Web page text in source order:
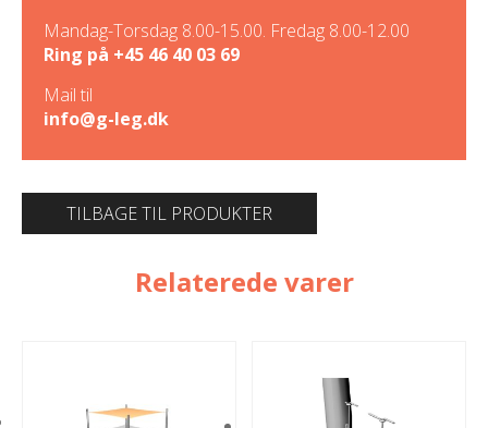
Mandag-Torsdag 8.00-15.00. Fredag 8.00-12.00
Ring på +45 46 40 03 69
Mail til
info@g-leg.dk
TILBAGE TIL PRODUKTER
Relaterede varer